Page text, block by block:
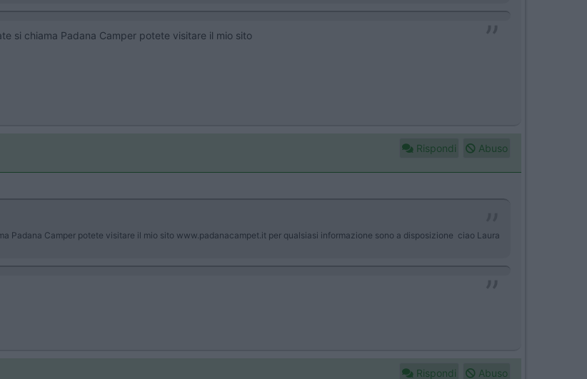
si chiama Padana Camper potete visitare il mio sito
Rispondi Abuso
Padana Camper potete visitare il mio sito www.padanacampet.it per qualsiasi informazione sono a disposizione ciao Laura
Rispondi Abuso